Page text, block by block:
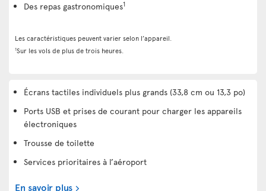
Des repas gastronomiques1
Les caractéristiques peuvent varier selon l’appareil.
1Sur les vols de plus de trois heures.
Écrans tactiles individuels plus grands (33,8 cm ou 13,3 po)
Ports USB et prises de courant pour charger les appareils
électroniques
Trousse de toilette
Services prioritaires à l’aéroport
En savoir plus